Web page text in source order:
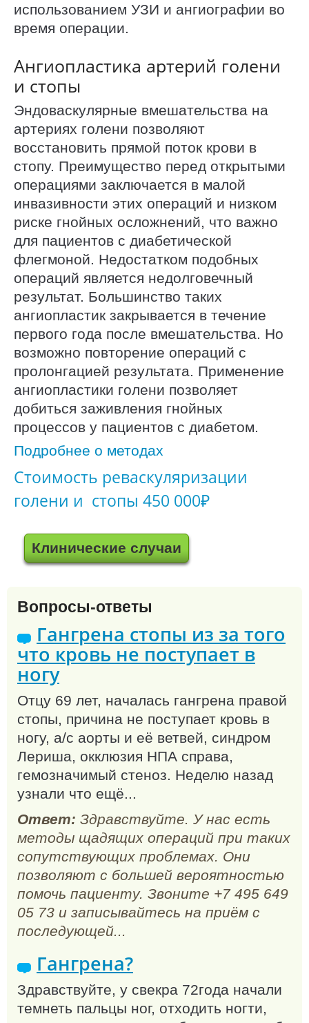
использованием УЗИ и ангиографии во
время операции.
Ангиопластика артерий голени
и стопы
Эндоваскулярные вмешательства на
артериях голени позволяют
восстановить прямой поток крови в
стопу. Преимущество перед открытыми
операциями заключается в малой
инвазивности этих операций и низком
риске гнойных осложнений, что важно
для пациентов с диабетической
флегмоной. Недостатком подобных
операций является недолговечный
результат. Большинство таких
ангиопластик закрывается в течение
первого года после вмешательства. Но
возможно повторение операций с
пролонгацией результата. Применение
ангиопластики голени позволяет
добиться заживления гнойных
процессов у пациентов с диабетом.
Подробнее о методах
Стоимость реваскуляризации
голени и стопы 450 000₽
Клинические случаи
Вопросы-ответы
Гангрена стопы из за того
что кровь не поступает в
ногу
Отцу 69 лет, началась гангрена правой
стопы, причина не поступает кровь в
ногу, а/с аорты и её ветвей, синдром
Лериша, окклюзия НПА справа,
гемозначимый стеноз. Неделю назад
узнали что ещё...
Ответ: Здравствуйте. У нас есть
методы щадящих операций при таких
сопутствующих проблемах. Они
позволяют с большей вероятностью
помочь пациенту. Звоните +7 495 649
05 73 и записывайтесь на приём с
последующей...
Гангрена?
Здравствуйте, у свекра 72года начали
темнеть пальцы ног, отходить ногти,